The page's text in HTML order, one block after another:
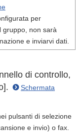
per
gruppo, non sarà
e inviarvi dati.
di controllo,
Schermata
pulsanti di selezione
e invio) o fax.